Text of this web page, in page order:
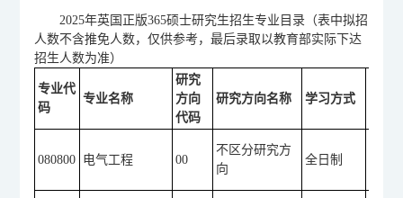
2025年英国正版365硕士研究生招生专业目录（表中拟招
人数不含推免人数，仅供参考，最后录取以教育部实际下达
招生人数为准）
专业代
码
专业名称
研究
方向
代码
研究方向名称 学习方式
080800 电气工程 00
不区分研究方
向
全日制